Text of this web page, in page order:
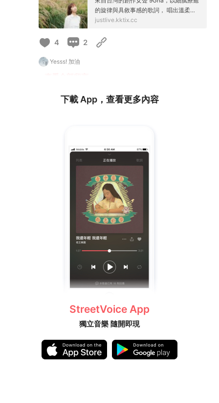
https://justlive.kktix.cc/events/iv6g8re
的旋律與具敘事感的歌詞， 唱出溫柔，
也唱出不安。 作品融合民謠與流行元
對話。本次專場 《Lights, 9Gna, Actio
justlive.kktix.cc
4 2
Yesss! 加油
下載 App，查看更多內容
StreetVoice App
獨立音樂 隨開即現